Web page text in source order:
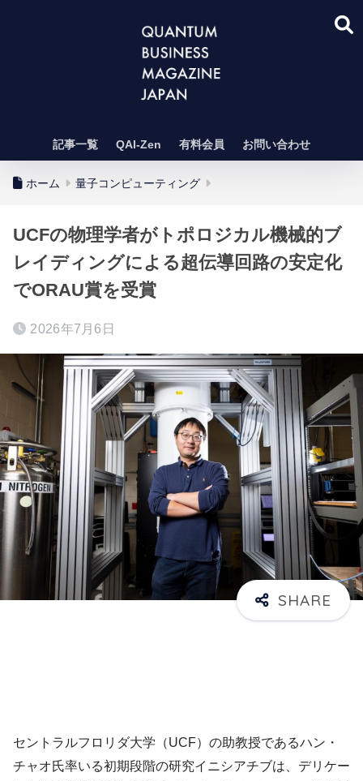
記事一覧 QAI-Zen 有料会員 お問い合わせ
ホーム 量子コンピューティング
UCFの物理学者がトポロジカル機械的ブ
レイディングによる超伝導回路の安定化
でORAU賞を受賞
2026年7月6日
セントラルフロリダ大学（UCF）の助教授であるハン・
チャオ氏率いる初期段階の研究イニシアチブは、デリケー